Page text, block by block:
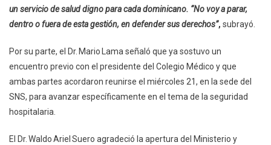
un servicio de salud digno para cada dominicano. “No voy a parar,
dentro o fuera de esta gestión, en defender sus derechos”, subrayó.
Por su parte, el Dr. Mario Lama señaló que ya sostuvo un
encuentro previo con el presidente del Colegio Médico y que
ambas partes acordaron reunirse el miércoles 21, en la sede del
SNS, para avanzar específicamente en el tema de la seguridad
hospitalaria.
El Dr. Waldo Ariel Suero agradeció la apertura del Ministerio y